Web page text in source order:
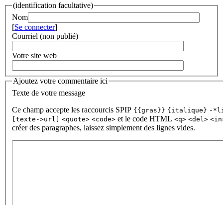
(identification facultative)
Nom
[Se connecter]
Courriel (non publié)
Votre site web
Ajoutez votre commentaire ici
Texte de votre message
Ce champ accepte les raccourcis SPIP {{gras}} {italique} -
[texte->url]
<quote> <code> et le code HTML <q> <del>
créer des paragraphes, laissez simplement des lignes vides.